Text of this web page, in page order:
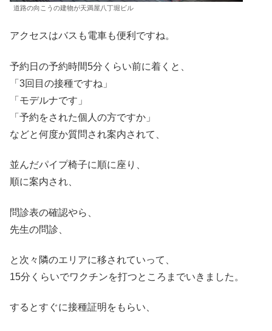
道路の向こうの建物が天満屋八丁堀ビル
アクセスはバスも電車も便利ですね。
予約日の予約時間5分くらい前に着くと、
「3回目の接種ですね」
「モデルナです」
「予約をされた個人の方ですか」
などと何度か質問され案内されて、
並んだパイプ椅子に順に座り、
順に案内され、
問診表の確認やら、
先生の問診、
と次々隣のエリアに移されていって、
15分くらいでワクチンを打つところまでいきました。
するとすぐに接種証明をもらい、